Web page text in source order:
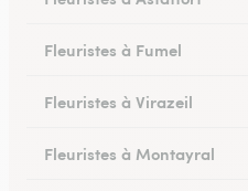
Fleuristes à Fumel
Fleuristes à Virazeil
Fleuristes à Montayral